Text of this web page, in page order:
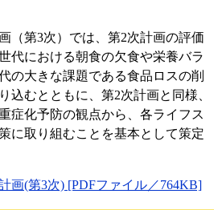
（第3次）では、第2次計画の評価
代における朝食の欠食や栄養バラ
の大きな課題である食品ロスの削
込むとともに、第2次計画と同様、
症化予防の観点から、各ライフス
に取り組むことを基本として策定
画(第3次) [PDFファイル／764KB]